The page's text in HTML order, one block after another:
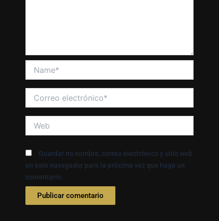
electrónico*
Guardar mi nombre, correo electrónico y sitio web
en este navegador para la próxima vez que haga un
comentario.